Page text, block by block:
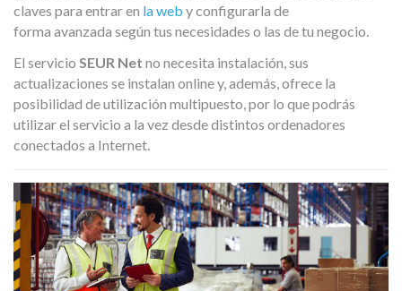
claves para entrar en la web y configurarla de
forma avanzada según tus necesidades o las de tu negocio.
El servicio SEUR Net no necesita instalación, sus
actualizaciones se instalan online y, además, ofrece la
posibilidad de utilización multipuesto, por lo que podrás
utilizar el servicio a la vez desde distintos ordenadores
conectados a Internet.